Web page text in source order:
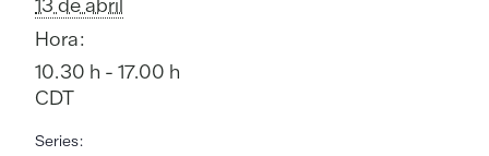
Hora:
10.30 h - 17.00 h
CDT
Series: